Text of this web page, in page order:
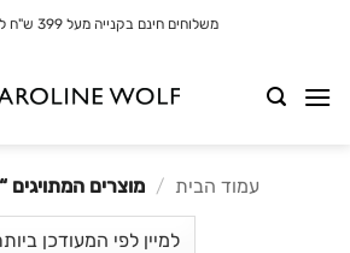
משלוחים חינם בקנייה מעל 399 ש"ח לא כולל ריהוט
עמוד הבית / מוצרים